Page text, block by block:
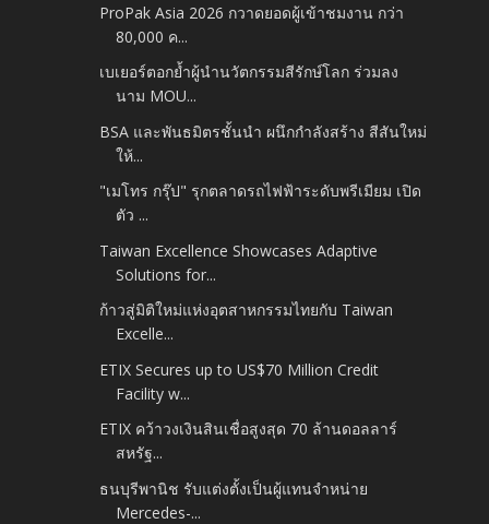
ProPak Asia 2026 กวาดยอดผู้เข้าชมงาน กว่า
80,000 ค...
เบเยอร์ตอกย้ำผู้นำนวัตกรรมสีรักษ์โลก ร่วมลง
นาม MOU...
BSA และพันธมิตรชั้นนำ ผนึกกำลังสร้าง สีสันใหม่
ให้...
"เมโทร กรุ๊ป" รุกตลาดรถไฟฟ้าระดับพรีเมียม เปิด
ตัว ...
Taiwan Excellence Showcases Adaptive
Solutions for...
ก้าวสู่มิติใหม่แห่งอุตสาหกรรมไทยกับ Taiwan
Excelle...
ETIX Secures up to US$70 Million Credit
Facility w...
ETIX คว้าวงเงินสินเชื่อสูงสุด 70 ล้านดอลลาร์
สหรัฐ...
ธนบุรีพานิช รับแต่งตั้งเป็นผู้แทนจำหน่าย
Mercedes-...